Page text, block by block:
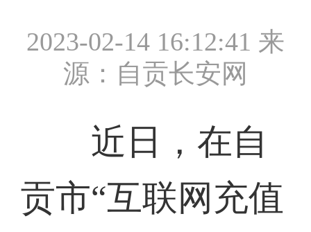
2023-02-14 16:12:41 来
源：自贡长安网
近日，在自
贡市“互联网充值